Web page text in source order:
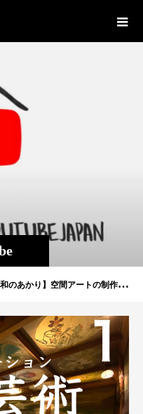
】空間アートの制作風景を大公開！(1/4)